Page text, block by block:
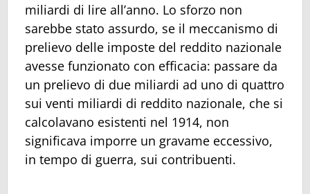
miliardi di lire all’anno. Lo sforzo non
sarebbe stato assurdo, se il meccanismo di
prelievo delle imposte del reddito nazionale
avesse funzionato con efficacia: passare da
un prelievo di due miliardi ad uno di quattro
sui venti miliardi di reddito nazionale, che si
calcolavano esistenti nel 1914, non
significava imporre un gravame eccessivo,
in tempo di guerra, sui contribuenti.